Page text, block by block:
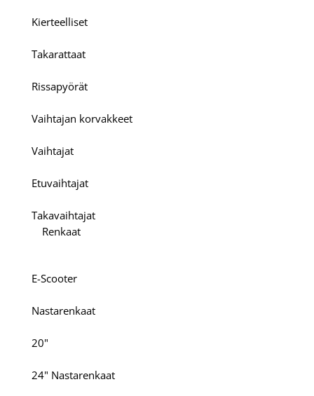
Kierteelliset
Takarattaat
Rissapyörät
Vaihtajan korvakkeet
Vaihtajat
Etuvaihtajat
Takavaihtajat
Renkaat
E-Scooter
Nastarenkaat
20"
24" Nastarenkaat